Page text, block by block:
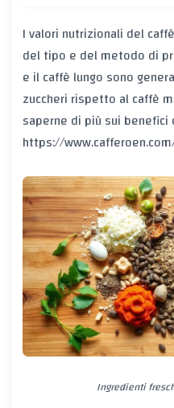
I valori nutrizionali del
del tipo e del metodo di
e il caffè lungo sono
zuccheri rispetto al caffè
saperne di più sui
https://
Ingredienti